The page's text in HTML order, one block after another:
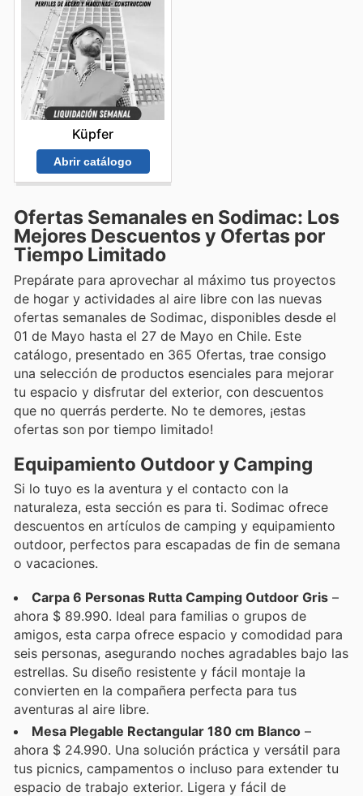
Küpfer
Abrir catálogo
Ofertas Semanales en Sodimac: Los
Mejores Descuentos y Ofertas por
Tiempo Limitado
Prepárate para aprovechar al máximo tus proyectos
de hogar y actividades al aire libre con las nuevas
ofertas semanales de Sodimac, disponibles desde el
01 de Mayo hasta el 27 de Mayo en Chile. Este
catálogo, presentado en 365 Ofertas, trae consigo
una selección de productos esenciales para mejorar
tu espacio y disfrutar del exterior, con descuentos
que no querrás perderte. No te demores, ¡estas
ofertas son por tiempo limitado!
Equipamiento Outdoor y Camping
Si lo tuyo es la aventura y el contacto con la
naturaleza, esta sección es para ti. Sodimac ofrece
descuentos en artículos de camping y equipamiento
outdoor, perfectos para escapadas de fin de semana
o vacaciones.
Carpa 6 Personas Rutta Camping Outdoor Gris –
ahora $ 89.990. Ideal para familias o grupos de
amigos, esta carpa ofrece espacio y comodidad para
seis personas, asegurando noches agradables bajo las
estrellas. Su diseño resistente y fácil montaje la
convierten en la compañera perfecta para tus
aventuras al aire libre.
Mesa Plegable Rectangular 180 cm Blanco –
ahora $ 24.990. Una solución práctica y versátil para
tus picnics, campamentos o incluso para extender tu
espacio de trabajo exterior. Ligera y fácil de